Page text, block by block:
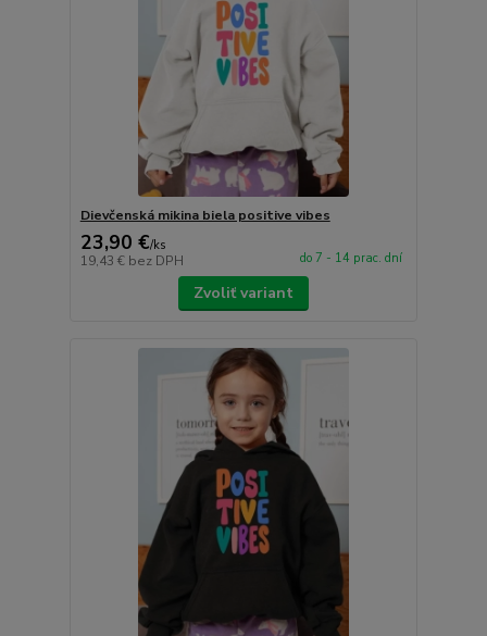
Dievčenská mikina biela positive vibes
23,90 €/ks
19,43 € bez DPH do 7 - 14 prac. dní
Zvoliť variant